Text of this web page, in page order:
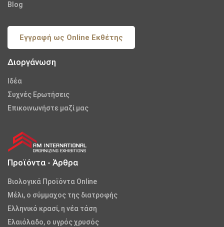
Blog
Εγγραφή ως Online Εκθέτης
Διοργάνωση
Iδέα
Συχνές Ερωτήσεις
Επικοινωνήστε μαζί μας
Προϊόντα - Άρθρα
Βιολογικά Προϊόντα Online
Μέλι, ο σύμμαχος της διατροφής
Ελληνικό κρασί, η νέα τάση
Ελαιόλαδο, ο υγρός χρυσός